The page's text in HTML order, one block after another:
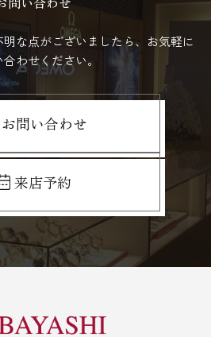
な点がございましたら、お気軽に
わせください。
お問い合わせ
来店予約